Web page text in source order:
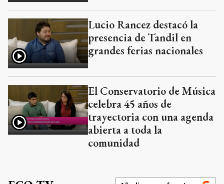
Lucio Rancez destacó la
presencia de Tandil en
grandes ferias nacionales
El Conservatorio de Música
celebra 45 años de
trayectoria con una agenda
abierta a toda la
comunidad